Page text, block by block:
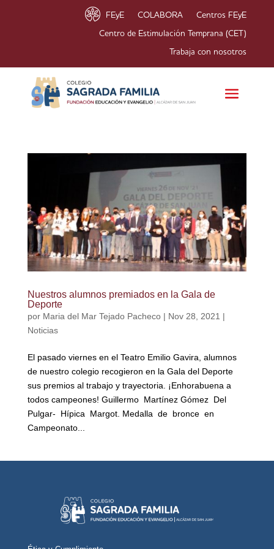
FEyE COLABORA Centros FEyE
Centro de Estimulación Temprana (CET)
Trabaja con nosotros
Nuestros alumnos premiados en la Gala de
Deporte
por Maria del Mar Tejado Pacheco| Nov 28, 2021 |
Noticias
El pasado viernes en el Teatro Emilio Gavira, alumnos
de nuestro colegio recogieron en la Gala del Deporte
sus premios al trabajo y trayectoria. ¡Enhorabuena a
todos campeones! Guillermo Martínez Gómez Del
Pulgar- Hípica Margot. Medalla de bronce en
Campeonato...